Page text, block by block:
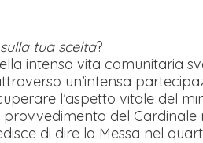
tua scelta?
intensa vita comunitaria
un’intensa
l’aspetto vitale del
del
di dire la Messa nel